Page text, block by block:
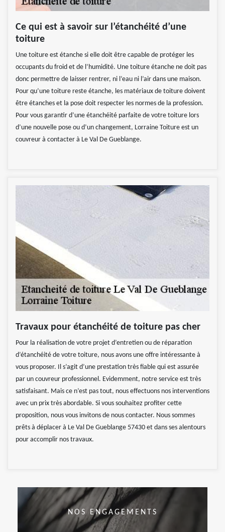
Ce qui est à savoir sur l’étanchéité d’une
toiture
Une toiture est étanche si elle doit être capable de protéger les
occupants du froid et de l’humidité. Une toiture étanche ne doit pas
donc permettre de laisser rentrer, ni l’eau ni l’air dans une maison.
Pour qu’une toiture reste étanche, les matériaux de toiture doivent
être étanches et la pose doit respecter les normes de la profession.
Pour vous garantir d’une étanchéité parfaite de votre toiture lors
d’une nouvelle pose ou d’un changement, Lorraine Toiture est un
couvreur à contacter à Le Val De Gueblange.
Travaux pour étanchéité de toiture pas cher
Pour la réalisation de votre projet d’entretien ou de réparation
d’étanchéité de votre toiture, nous avons une offre intéressante à
vous proposer. Il s’agit d’une prestation très fiable qui est assurée
par un couvreur professionnel. Evidemment, notre service est très
satisfaisant. Mais ce n’est pas tout, nous effectuons nos interventions
avec un prix très abordable. Si vous souhaitez profiter cette
proposition, nous vous invitons de nous contacter. Nous sommes
prêts à déplacer à Le Val De Gueblange 57430 et dans ses alentours
pour accomplir nos travaux.
NOS ENGAGEMENTS